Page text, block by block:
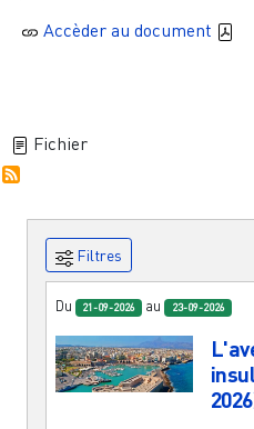
Accèder au document
Fichier
Filtres
Du 21-09-2026 au 23-09-2026